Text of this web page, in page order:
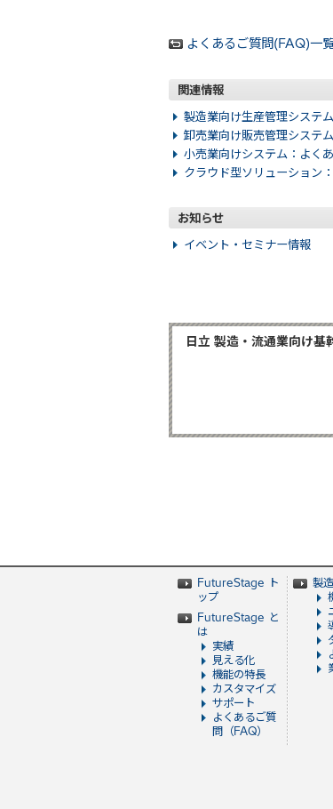
よくあるご質問(FAQ)一
関連情報
製造業向け生産管理システ
卸売業向け販売管理システ
小売業向けシステム：よく
クラウド型ソリューション
お知らせ
イベント・セミナー情報
日立 製造・流通業向け基
FutureStage ト
ップ
FutureStage と
は
実績
見える化
機能の特長
カスタマイズ
サポート
よくあるご質
問（FAQ）
製